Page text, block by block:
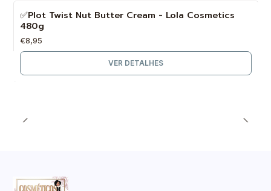
Esgotado
✅Plot Twist Nut Butter Cream - Lola Cosmetics
480g
€8,95
VER DETALHES